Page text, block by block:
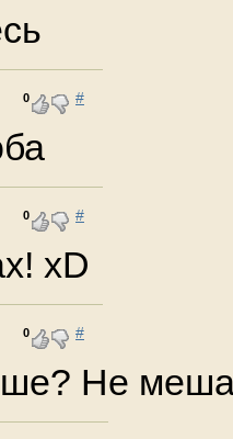
0 #
0 #
xD
0 #
Не